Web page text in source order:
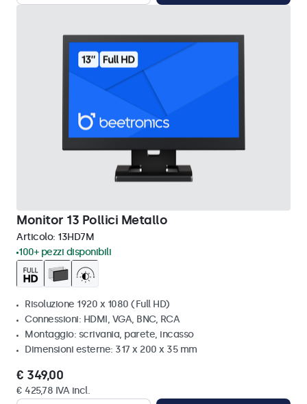
Monitor 13 Pollici Metallo
Articolo: 13HD7M
100+ pezzi disponibili
Risoluzione 1920 x 1080 (Full HD)
Connessioni: HDMI, VGA, BNC, RCA
Montaggio: scrivania, parete, incasso
Dimensioni esterne: 317 x 200 x 35 mm
€ 349,00
€ 425,78 IVA incl.